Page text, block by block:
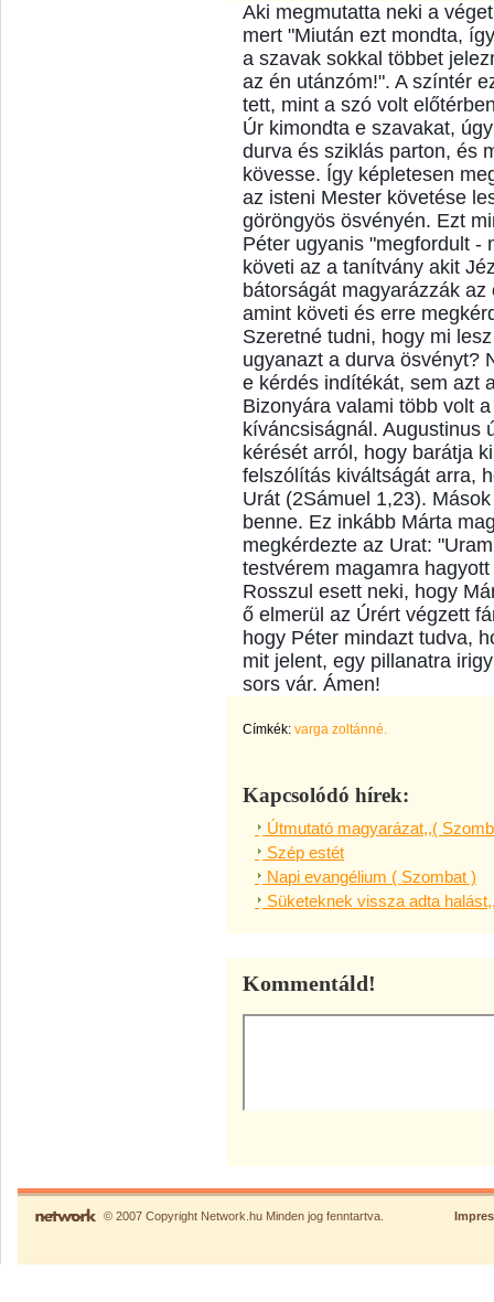
Aki megmutatta neki a
mert "Miután ezt mondta,
a szavak sokkal többet
az én utánzóm!". A színtér
tett, mint a szó volt
Úr kimondta e szavakat,
durva és sziklás parton, és
kövesse. Így képletesen
az isteni Mester követése
göröngyös ösvényén. Ezt
Péter ugyanis "megfordult -
követi az a tanítvány akit
bátorságát magyarázzák
amint követi és erre
Szeretné tudni, hogy mi
ugyanazt a durva ösvényt?
e kérdés indítékát, sem azt
Bizonyára valami több volt
kíváncsiságnál. Augustinus
kérését arról, hogy barátja
felszólítás kiváltságát arra,
Urát (2Sámuel 1,23).
benne. Ez inkább Márta
megkérdezte az Urat:
testvérem magamra
Rosszul esett neki, hogy
ő elmerül az Úrért végzett
hogy Péter mindazt tudva,
mit jelent, egy pillanatra
sors vár. Ámen!
Címkék: varga zoltánné.
Kapcsolódó hírek:
Útmutató magyarázat,,(
Szép estét
Napi evangélium ( Szombat )
Süketeknek vissza adta
Kommentáld!
© 2007 Copyright Network.hu Minden jog fenntartva.